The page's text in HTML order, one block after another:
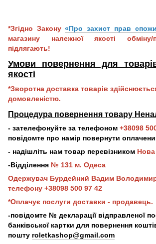
*Згідно Закону «Про захист прав
магазину належної якості
підлягають!
Умови повернення для
якості
*Зворотна доставка товарів
домовленістю.
Процедура повернення товару
- зателефонуйте за телефоном +38098
повідомте про намір повернути
- надішліть нам товар перевізником
-Відділення № 131 м. Одеса
Одержувач Бурдейний Вадим
телефону +38098 500 97 42
*Оплачує послуги доставки - продавець.
-повідомте № декларації відправленої
банківської картки для повернення
пошту roletkashop@gmail.com